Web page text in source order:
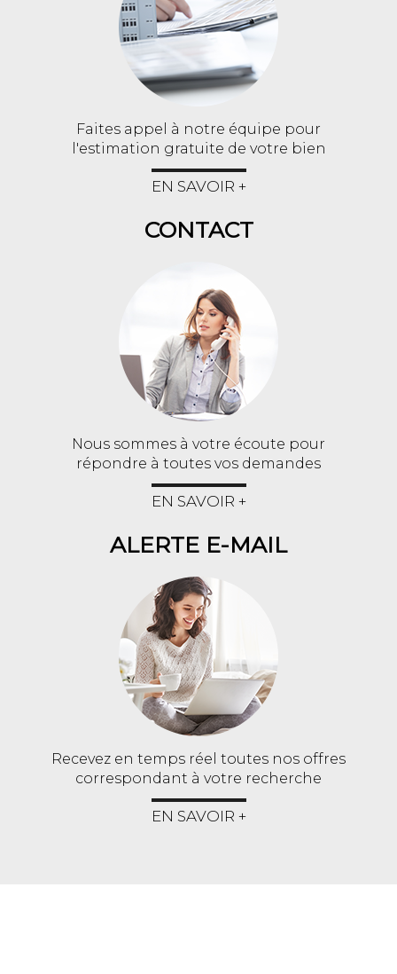
Faites appel à notre équipe pour
l'estimation gratuite de votre bien
EN SAVOIR +
CONTACT
Nous sommes à votre écoute pour
répondre à toutes vos demandes
EN SAVOIR +
ALERTE E-MAIL
Recevez en temps réel toutes nos offres
correspondant à votre recherche
EN SAVOIR +